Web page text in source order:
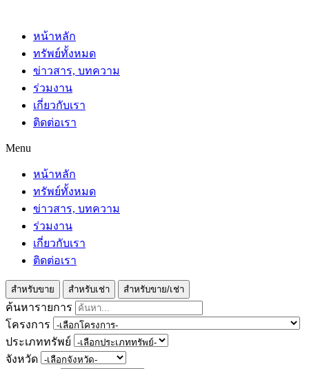
หน้าหลัก
ทรัพย์ทั้งหมด
ข่าวสาร, บทความ
ร่วมงาน
เกี่ยวกับเรา
ติดต่อเรา
Menu
หน้าหลัก
ทรัพย์ทั้งหมด
ข่าวสาร, บทความ
ร่วมงาน
เกี่ยวกับเรา
ติดต่อเรา
สำหรับขาย สำหรับเช่า สำหรับขาย/เช่า
ค้นหารายการ
โครงการ
ประเภททรัพย์
จังหวัด